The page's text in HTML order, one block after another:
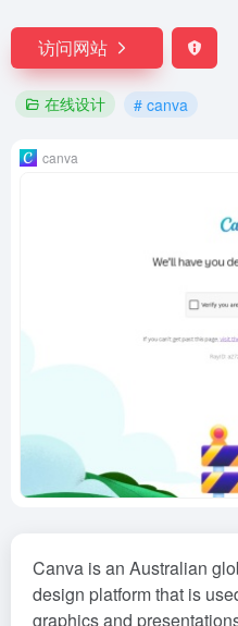
访问网站
在线设计 # canva
canva
Canva is an Australian
design platform that is
graphics and